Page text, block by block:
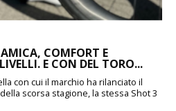
COMFORT E
E CON DEL TORO...
con cui il marchio ha rilanciato il
scorsa stagione, la stessa Shot 3